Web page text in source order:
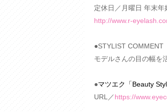
定休日／月曜日 年末年
http://www.r-
●STYLIST COMMENT
モデルさんの目の幅を
●マツエク「Beauty
URL／https://